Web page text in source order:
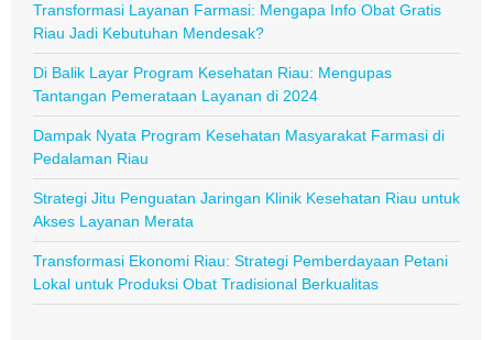
Transformasi Layanan Farmasi: Mengapa Info Obat Gratis
Riau Jadi Kebutuhan Mendesak?
Di Balik Layar Program Kesehatan Riau: Mengupas
Tantangan Pemerataan Layanan di 2024
Dampak Nyata Program Kesehatan Masyarakat Farmasi di
Pedalaman Riau
Strategi Jitu Penguatan Jaringan Klinik Kesehatan Riau untuk
Akses Layanan Merata
Transformasi Ekonomi Riau: Strategi Pemberdayaan Petani
Lokal untuk Produksi Obat Tradisional Berkualitas